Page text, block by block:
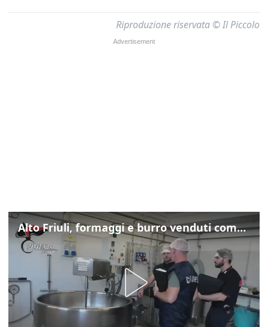
Riproduzione riservata © Il Piccolo
Alto Friuli, formaggi e burro venduti come locali: nei prodotti latte da fuori regione e dall’estero